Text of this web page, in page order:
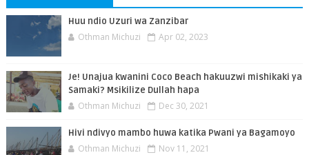
Huu ndio Uzuri wa Zanzibar
Othman Michuzi Apr 02, 2023
Je! Unajua kwanini Coco Beach hakuuzwi mishikaki ya
Samaki? Msikilize Dullah hapa
Othman Michuzi Dec 30, 2021
Hivi ndivyo mambo huwa katika Pwani ya Bagamoyo
Othman Michuzi Nov 11, 2021